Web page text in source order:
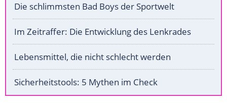
Die schlimmsten Bad Boys der Sportwelt
Im Zeitraffer: Die Entwicklung des Lenkrades
Lebensmittel, die nicht schlecht werden
Sicherheitstools: 5 Mythen im Check